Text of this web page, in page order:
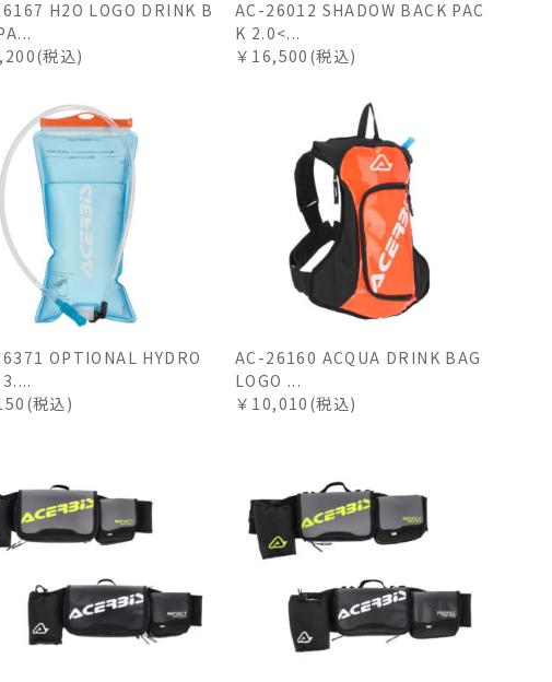
H2O LOGO DRINK B
税込)
AC-26012 SHADOW BACK PAC
K 2.0<...
￥16,500(税込)
OPTIONAL HYDRO
税込)
AC-26160 ACQUA DRINK BAG
LOGO ...
￥10,010(税込)